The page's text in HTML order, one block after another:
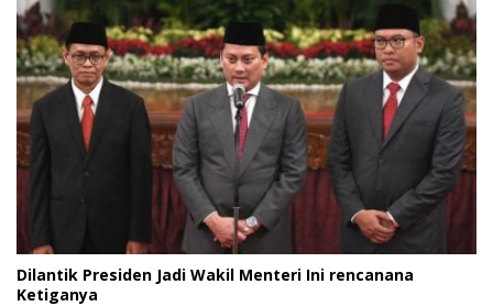
Dilantik Presiden Jadi Wakil Menteri Ini rencanana
Ketiganya